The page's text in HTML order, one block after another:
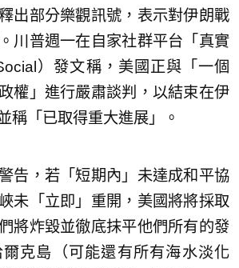
出部分樂觀訊號，表示對伊朗戰
川普週一在自家社群平台「真實
）發文稱，美國正與「一個
權」進行嚴肅談判，以結束在伊
稱「已取得重大進展」。
告，若「短期內」未達成和平協
未「立即」重開，美國將將採取
將炸毀並徹底抹平他們所有的發
克島（可能還有所有海水淡化